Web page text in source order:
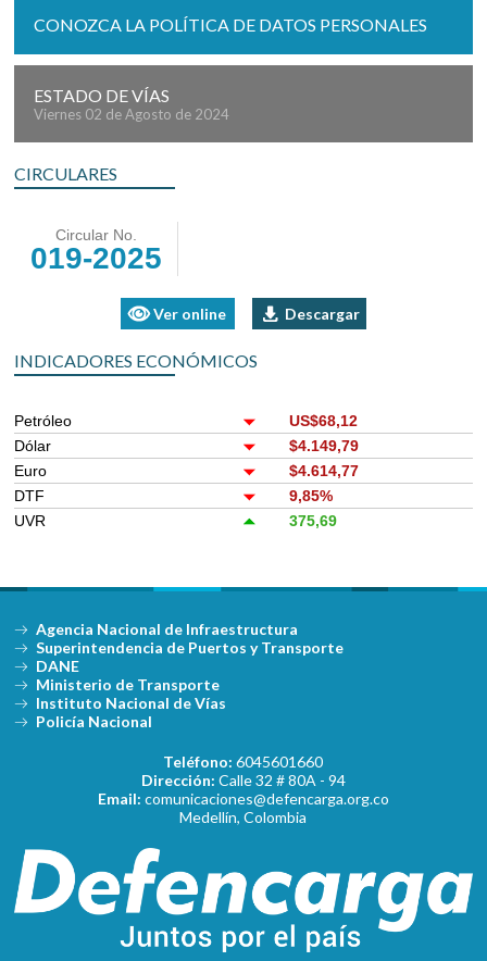
CONOZCA LA POLÍTICA DE DATOS PERSONALES
ESTADO DE VÍAS
Viernes 02 de Agosto de 2024
CIRCULARES
Circular No.
019-2025
Ver online Descargar
INDICADORES ECONÓMICOS
Petróleo
US$68,12
Dólar
$4.149,79
Euro
$4.614,77
DTF
9,85%
UVR
375,69
Agencia Nacional de Infraestructura
Superintendencia de Puertos y Transporte
DANE
Ministerio de Transporte
Instituto Nacional de Vías
Policía Nacional
Teléfono: 6045601660
Dirección: Calle 32 # 80A - 94
Email: comunicaciones@defencarga.org.co
Medellín, Colombia